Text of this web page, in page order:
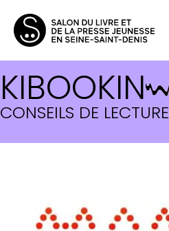
KIBOOKIN
CONSEILS DE LECTURE